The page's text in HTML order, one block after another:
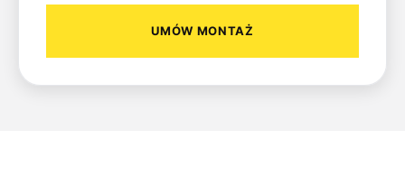
UMÓW MONTAŻ